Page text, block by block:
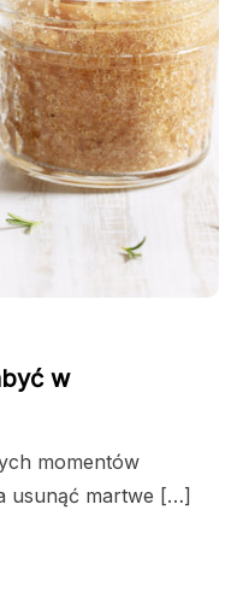
w
momentów
usunąć martwe […]